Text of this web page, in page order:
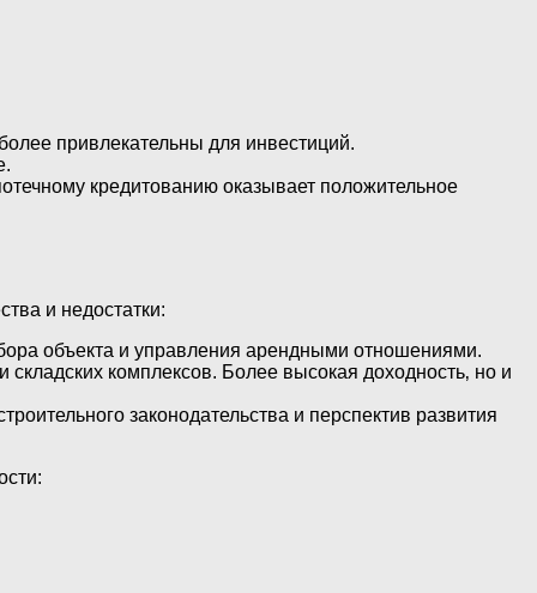
привлекательны для инвестиций.
кредитованию оказывает положительное
и недостатки:
объекта и управления арендными отношениями.
комплексов. Более высокая доходность‚ но и
законодательства и перспектив развития